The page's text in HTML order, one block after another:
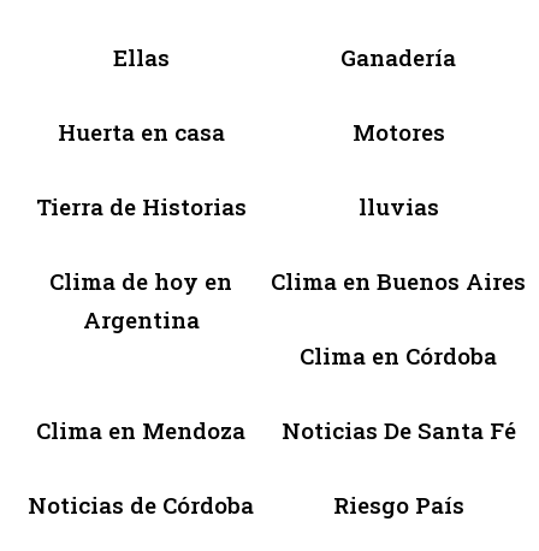
Ellas Ganadería
Huerta en casa Motores
Tierra de Historias lluvias
Clima de hoy en
Argentina
Clima en Buenos Aires
Clima en Córdoba
Clima en Mendoza Noticias De Santa Fé
Noticias de Córdoba Riesgo País